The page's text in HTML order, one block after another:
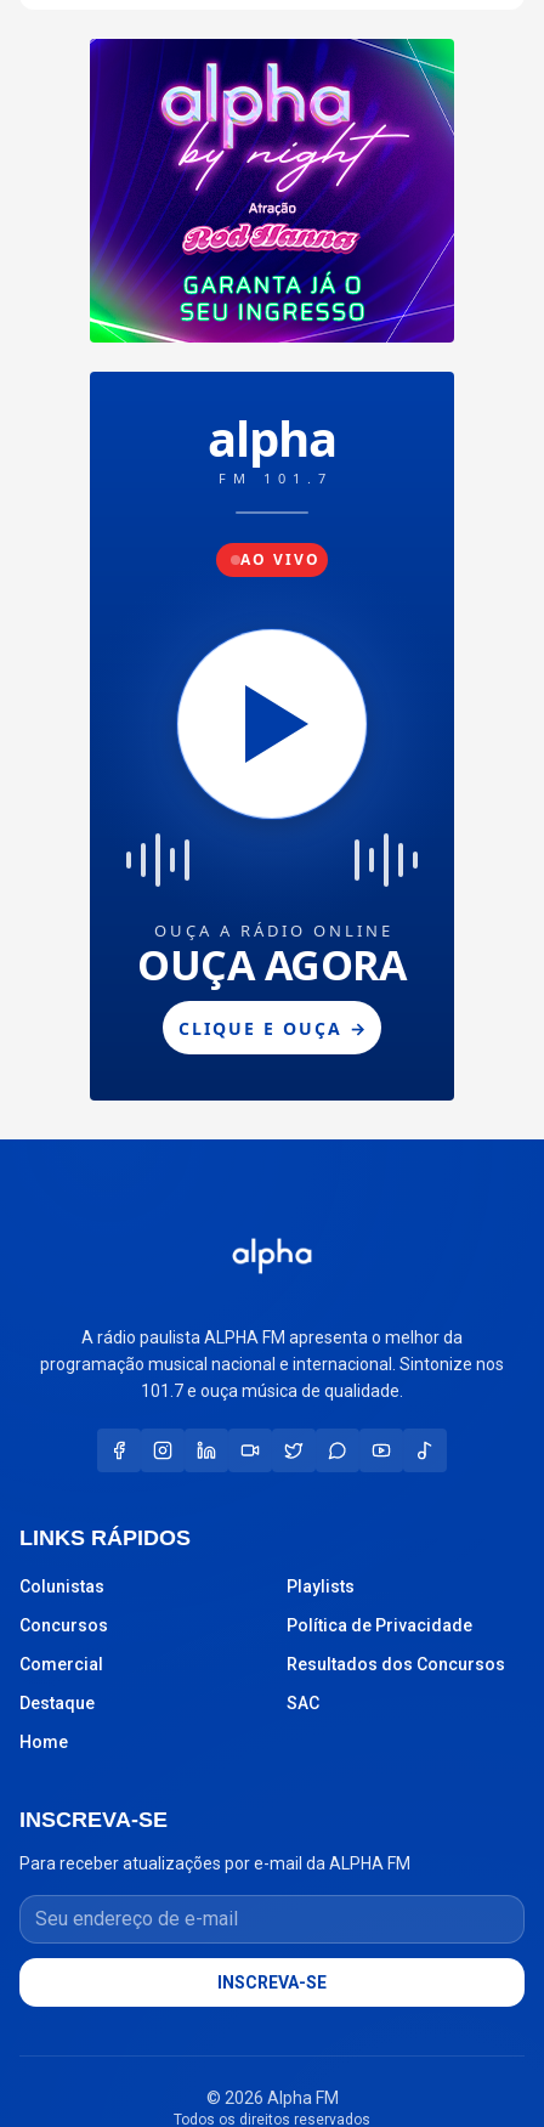
A rádio paulista ALPHA FM apresenta o melhor da
programação musical nacional e internacional. Sintonize nos
101.7 e ouça música de qualidade.
LINKS RÁPIDOS
Colunistas
Concursos
Comercial
Destaque
Home
Playlists
Política de Privacidade
Resultados dos Concursos
SAC
INSCREVA-SE
Para receber atualizações por e-mail da ALPHA FM
Seu endereço de e-mail
INSCREVA-SE
© 2026 Alpha FM
Todos os direitos reservados